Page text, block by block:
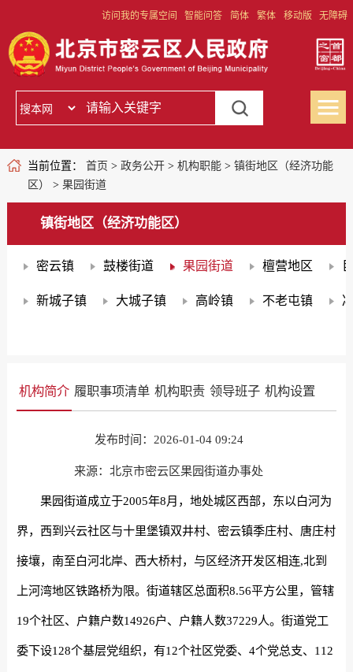
访问我的专属空间 智能问答 简体 繁体 移动版 无障碍
当前位置： 首页 > 政务公开> 机构职能> 镇街地区（经济功能
区）
> 果园街道
镇街地区（经济功能区）
密云镇 鼓楼街道 果园街道 檀营地区
新城子镇 大城子镇 高岭镇 不老屯镇
机构简介 履职事项清单 机构职责 领导班子 机构设置
发布时间：2026-01-04 09:24
来源：北京市密云区果园街道办事处
果园街道成立于2005年8月，地处城区西部，东以白河为
界，西到兴云社区与十里堡镇双井村、密云镇季庄村、唐庄村
接壤，南至白河北岸、西大桥村，与区经济开发区相连,北到
上河湾地区铁路桥为限。街道辖区总面积8.56平方公里，管辖
19个社区、户籍户数14926户、户籍人数37229人。街道党工
委下设128个基层党组织，有12个社区党委、4个党总支、112